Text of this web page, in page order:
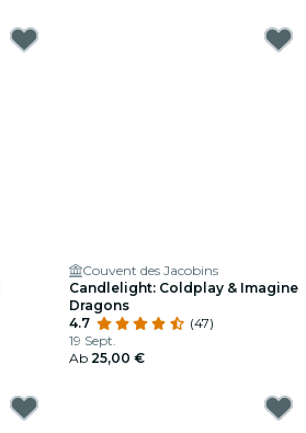
Couvent des Jacobins
Candlelight: Coldplay & Imagine
Dragons
4.7
(47)
19 Sept.
Ab 25,00 €